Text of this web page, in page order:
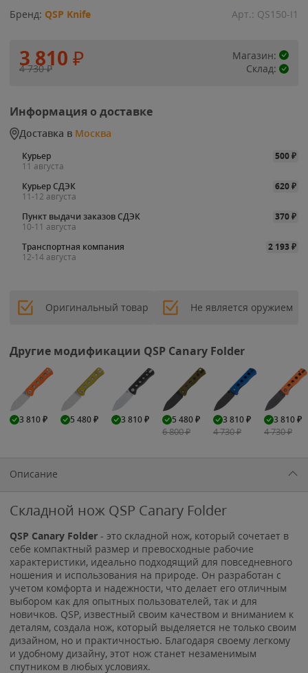
Бренд: QSP Knife Арт.: QS150-I1
3 810 ₽
4 730₽
Магазин:
Склад:
Информация о доставке
Доставка в Москва
Курьер 500₽
11 августа
Курьер СДЭК
620₽
11-12 августа
Пункт выдачи заказов СДЭК
370₽
10-11 августа
Транспортная компания
2 193₽
12-14 августа
Оригинальный товар Не является оружием
Другие модификации QSP Canary Folder
3 810₽ 5 480₽ 3 810₽ 5 480₽
6 800₽
3 810₽
4 730₽
3 810₽
4 730₽
Описание
Складной нож QSP Canary Folder
QSP Canary Folder - это складной нож, который сочетает в
себе компактный размер и превосходные рабочие
характеристики, идеально подходящий для повседневного
ношения и использования на природе. Он разработан с
учетом комфорта и надежности, что делает его отличным
выбором как для опытных пользователей, так и для
новичков. QSP, известный своим качеством и вниманием к
деталям, создала нож, который выделяется не только своим
дизайном, но и практичностью. Благодаря своему легкому
и удобному дизайну, этот нож станет незаменимым
спутником в любых условиях.